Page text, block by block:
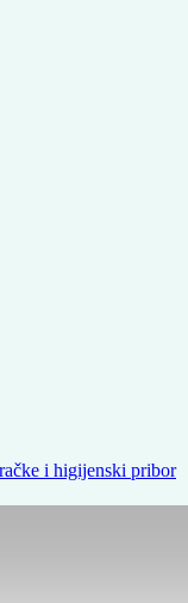
i higijenski pribor